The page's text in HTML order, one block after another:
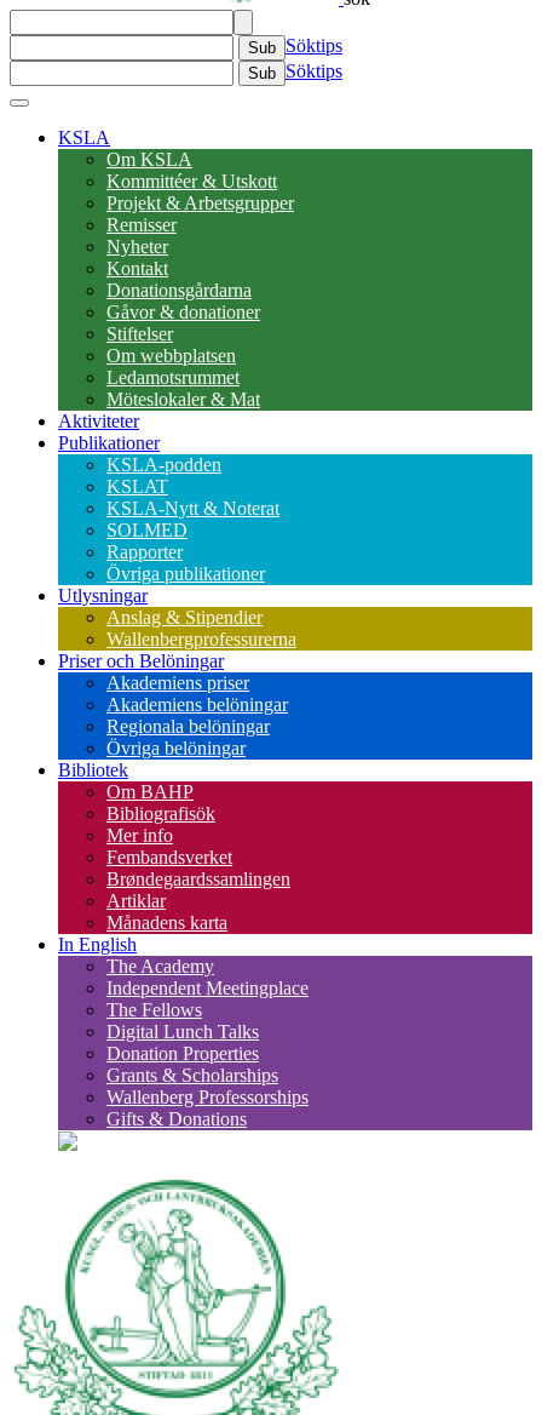
Sub Söktips
Sub Söktips
KSLA
Om KSLA
Kommittéer & Utskott
Projekt & Arbetsgrupper
Remisser
Nyheter
Kontakt
Donationsgårdarna
Gåvor & donationer
Stiftelser
Om webbplatsen
Ledamotsrummet
Möteslokaler & Mat
Aktiviteter
Publikationer
KSLA-podden
KSLAT
KSLA-Nytt & Noterat
SOLMED
Rapporter
Övriga publikationer
Utlysningar
Anslag & Stipendier
Wallenbergprofessurerna
Priser och Belöningar
Akademiens priser
Akademiens belöningar
Regionala belöningar
Övriga belöningar
Bibliotek
Om BAHP
Bibliografisök
Mer info
Fembandsverket
Brøndegaardssamlingen
Artiklar
Månadens karta
In English
The Academy
Independent Meetingplace
The Fellows
Digital Lunch Talks
Donation Properties
Grants & Scholarships
Wallenberg Professorships
Gifts & Donations